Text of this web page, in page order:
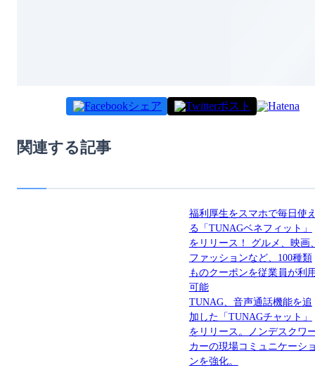
シェア ポスト
関連する記事
福利厚生をスマホで毎日使
る「TUNAGベネフィット」
をリリース！ グルメ、映画
ファッションなど、100種類
ものクーポンを従業員が利
可能
TUNAG、音声通話機能を追
加した「TUNAGチャット」
をリリース。ノンデスクワ
カーの現場コミュニケーシ
ンを強化。